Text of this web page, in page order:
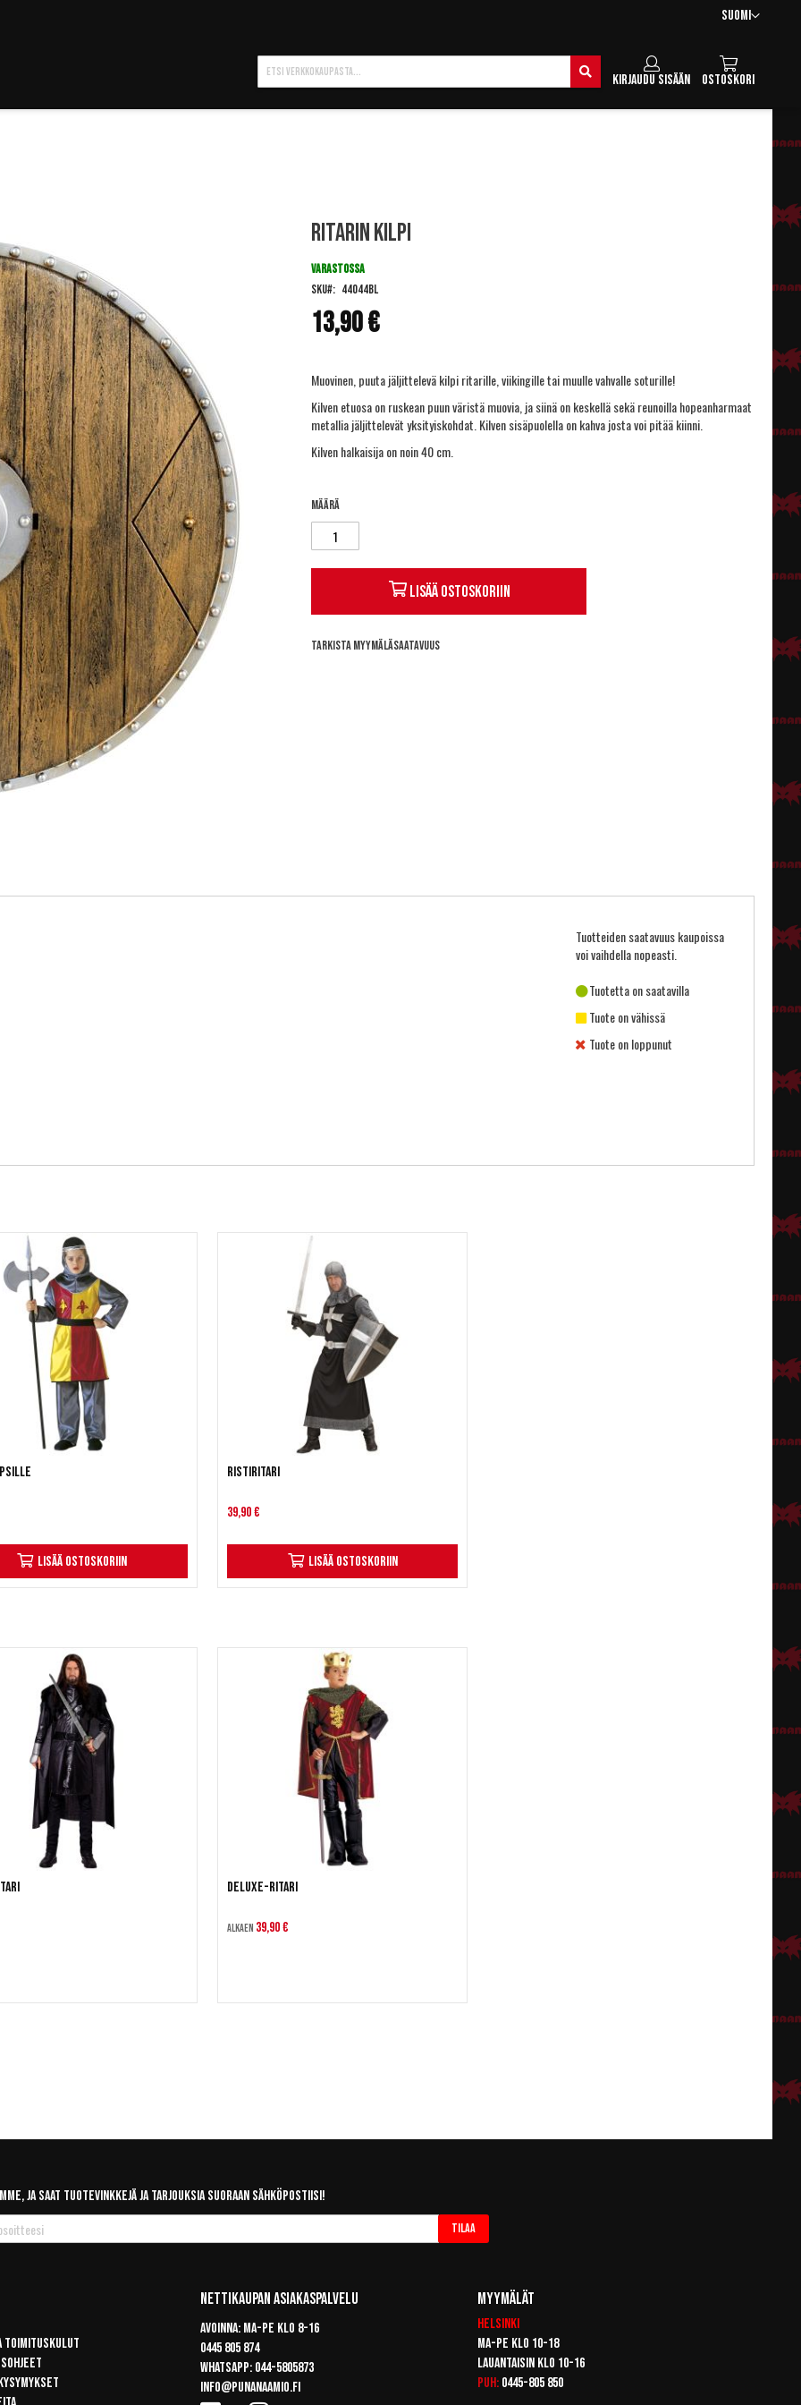
Kieli
Suomi
Ostoskori
Kirjaudu sisään
Hae
Ritarin kilpi
13,90 €
VARASTOSSA
SKU
44044BL
Muovinen, puuta jäljittelevä kilpi ritarille, viikingille tai muulle vahvalle soturille!
Kilven etuosa on ruskean puun väristä muovia, ja siinä on keskellä sekä reunoilla hopeanharmaat
metallia jäljittelevät yksityiskohdat. Kilven sisäpuolella on kahva josta voi pitää kiinni.
Kilven halkaisija on noin 40 cm.
Määrä
Lisää ostoskoriin
Tarkista myymäläsaatavuus
Tuotteiden saatavuus kaupoissa
voi vaihdella nopeasti.
Tuotetta on saatavilla
Tuote on vähissä
Tuote on loppunut
Lisää ostoskoriin
Ristiritari
39,90 €
Lisää ostoskoriin
Deluxe-Ritari
Alkaen 39,90 €
ja saat tuotevinkkejä ja tarjouksia suoraan sähköpostiisi!
Tilaa
toimituskulut
Nettikaupan Asiakaspalvelu
Avoinna: Ma-pe klo 8-16
0445 805 874
Whatsapp: 044-5805873
info@punanaamio.fi
Myymälät
Helsinki
Ma-pe klo 10-18
Lauantaisin klo 10-16
Puh: 0445-805 850